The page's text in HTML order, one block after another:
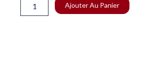
Ajouter Au Panier